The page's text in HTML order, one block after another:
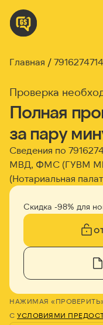
Главная
Проверка
Полная
за пару
Сведения по
МВД, ФМС (ГУВМ
(Нотариальная
Скидка -98% для
НАЖИМАЯ
С УСЛОВИЯМИ